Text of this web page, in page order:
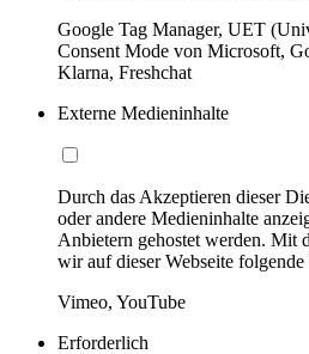
Google Tag Manager, UET
Consent Mode von Microsoft,
Klarna, Freshchat
Externe Medieninhalte
Durch das Akzeptieren dieser
oder andere Medieninhalte
Anbietern gehostet werden. Mit
wir auf dieser Webseite
Vimeo, YouTube
Erforderlich